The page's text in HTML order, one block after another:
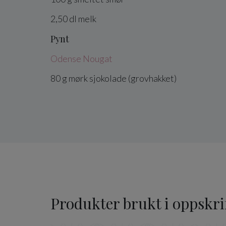
2,50dl melk
Pynt
Odense Nougat
80g mørk sjokolade (grovhakket)
Produkter brukt i